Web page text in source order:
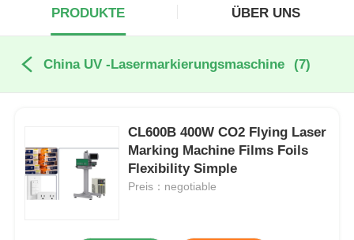
PRODUKTE ÜBER UNS
China UV -Lasermarkierungsmaschine (7)
CL600B 400W CO2 Flying Laser
Marking Machine Films Foils
Flexibility Simple
Preis：negotiable